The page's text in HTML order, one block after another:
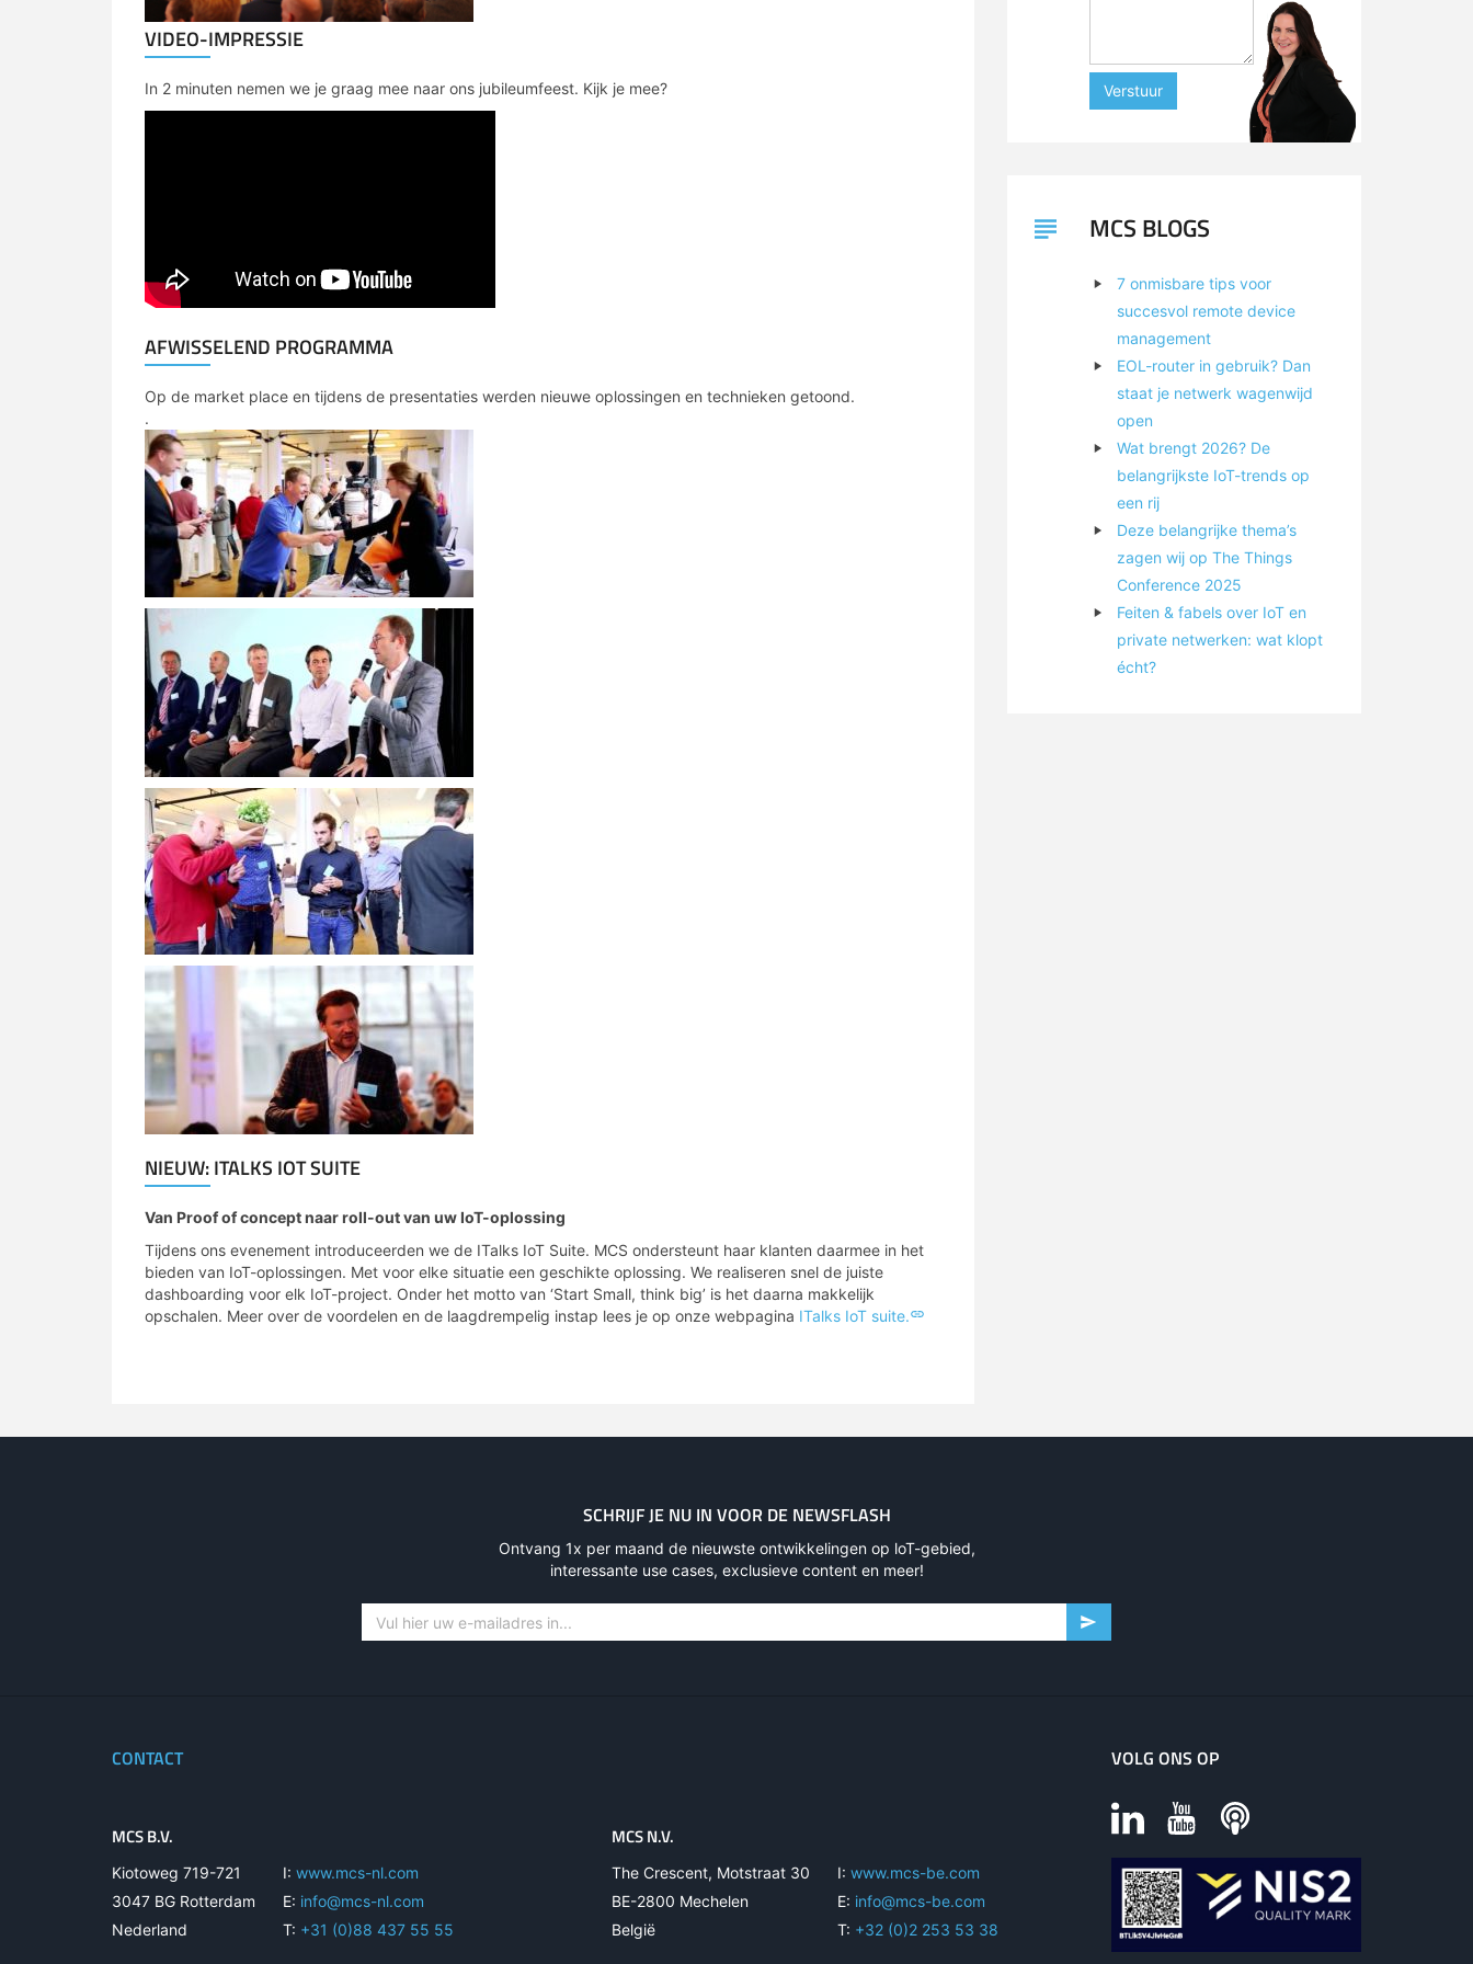
VIDEO-IMPRESSIE
In 2 minuten nemen we je graag mee naar ons jubileumfeest. Kijk je mee?
AFWISSELEND PROGRAMMA
Op de market place en tijdens de presentaties werden nieuwe oplossingen en technieken getoond.
.
NIEUW: ITALKS IOT SUITE
Van Proof of concept naar roll-out van uw IoT-oplossing
Tijdens ons evenement introduceerden we de ITalks IoT Suite. MCS ondersteunt haar klanten daarmee in het
bieden van IoT-oplossingen. Met voor elke situatie een geschikte oplossing. We realiseren snel de juiste
dashboarding voor elk IoT-project. Onder het motto van ‘Start Small, think big’ is het daarna makkelijk
opschalen. Meer over de voordelen en de laagdrempelig instap lees je op onze webpagina ITalks IoT suite.
Verstuur
MCS BLOGS
7 onmisbare tips voor
succesvol remote device
management
EOL-router in gebruik? Dan
staat je netwerk wagenwijd
open
Wat brengt 2026? De
belangrijkste IoT-trends op
een rij
Deze belangrijke thema’s
zagen wij op The Things
Conference 2025
Feiten & fabels over IoT en
private netwerken: wat klopt
écht?
SCHRIJF JE NU IN VOOR DE NEWSFLASH
Ontvang 1x per maand de nieuwste ontwikkelingen op loT-gebied,
interessante use cases, exclusieve content en meer!
CONTACT
MCS B.V.
Kiotoweg 719-721
3047 BG Rotterdam
Nederland
I: www.mcs-nl.com
E: info@mcs-nl.com
T: +31 (0)88 437 55 55
MCS N.V.
The Crescent, Motstraat 30
BE-2800 Mechelen
België
I: www.mcs-be.com
E: info@mcs-be.com
T: +32 (0)2 253 53 38
VOLG ONS OP